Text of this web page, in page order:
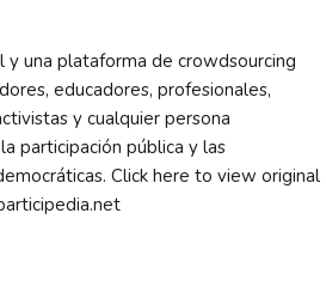
y una plataforma de crowdsourcing
educadores, profesionales,
y cualquier persona
participación pública y las
Click here to view original